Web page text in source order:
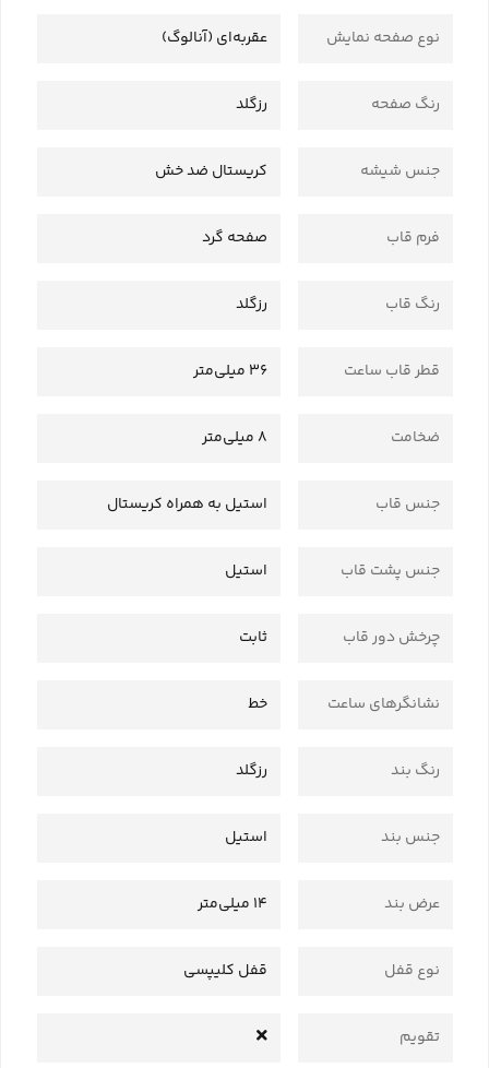
نوع صفحه نمایش عقربه‌ای (آنالوگ)
رنگ صفحه رزگلد
جنس شیشه کریستال ضد خش
فرم قاب صفحه گرد
رنگ قاب رزگلد
قطر قاب ساعت 36 میلی‌متر
ضخامت 8 میلی‌متر
جنس قاب استیل به همراه کریستال
جنس پشت قاب استیل
چرخش دور قاب ثابت
نشانگرهای ساعت خط
رنگ بند رزگلد
جنس بند استیل
عرض بند 14 میلی‌متر
نوع قفل قفل کلیپسی
تقویم